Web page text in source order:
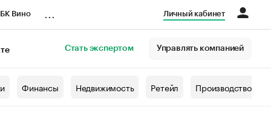
Вино Личный кабинет
Стать экспертом Управлять компанией
Финансы Недвижимость Ретейл Производство